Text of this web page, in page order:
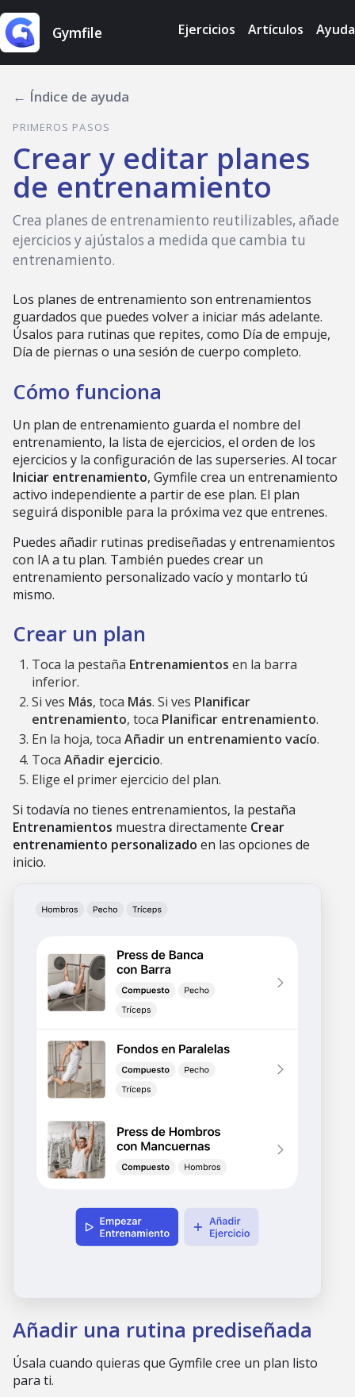
Gymfile Ejercicios Artículos Ayuda
← Índice de ayuda
PRIMEROS PASOS
Crear y editar planes
de entrenamiento
Crea planes de entrenamiento reutilizables, añade
ejercicios y ajústalos a medida que cambia tu
entrenamiento.
Los planes de entrenamiento son entrenamientos
guardados que puedes volver a iniciar más adelante.
Úsalos para rutinas que repites, como Día de empuje,
Día de piernas o una sesión de cuerpo completo.
Cómo funciona
Un plan de entrenamiento guarda el nombre del
entrenamiento, la lista de ejercicios, el orden de los
ejercicios y la configuración de las superseries. Al tocar
Iniciar entrenamiento, Gymfile crea un entrenamiento
activo independiente a partir de ese plan. El plan
seguirá disponible para la próxima vez que entrenes.
Puedes añadir rutinas prediseñadas y entrenamientos
con IA a tu plan. También puedes crear un
entrenamiento personalizado vacío y montarlo tú
mismo.
Crear un plan
Toca la pestaña Entrenamientos en la barra
inferior.
Si ves Más, toca Más. Si ves Planificar
entrenamiento, toca Planificar entrenamiento.
En la hoja, toca Añadir un entrenamiento vacío.
Toca Añadir ejercicio.
Elige el primer ejercicio del plan.
Si todavía no tienes entrenamientos, la pestaña
Entrenamientos muestra directamente Crear
entrenamiento personalizado en las opciones de
inicio.
Añadir una rutina prediseñada
Úsala cuando quieras que Gymfile cree un plan listo
para ti.